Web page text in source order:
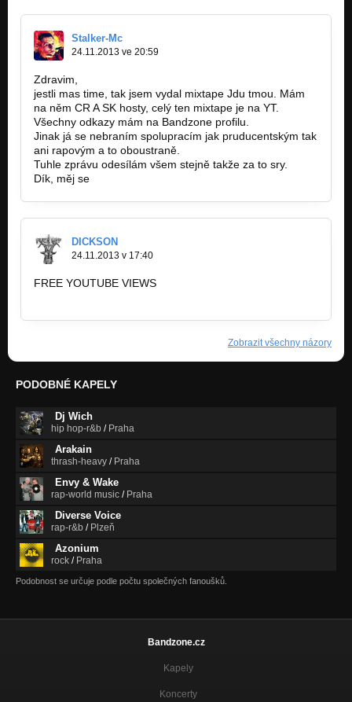
Stalker-Mc
24.11.2013 ve 20:59
Zdravim,
jestli mas time, tak jsem vydal mixtape Jdu tmou. Mám
na něm CR A SK hosty, celý ten mixtape je na YT.
Všechny odkazy mám na Bandzone profilu.
Jinak já se nebraním spolupracím jak pruducentským tak
ani rapovým a to oboustraně.
Tuhle zprávu odesílám všem stejně takže za to sry.
Dík, měj se
DICKSON
24.11.2013 v 17:40
FREE YOUTUBE VIEWS
Zobrazit všechny názory
PODOBNÉ KAPELY
Dj Wich
hip hop-r&b / Praha
Arakain
thrash-heavy / Praha
Envy & Wake
rap-world music / Praha
Diverse Voice
rap-r&b / Plzeň
Azonium
rock / Praha
Podobnost se určuje podle počtu společných fanoušků.
Bandzone.cz
Kapely
Koncerty